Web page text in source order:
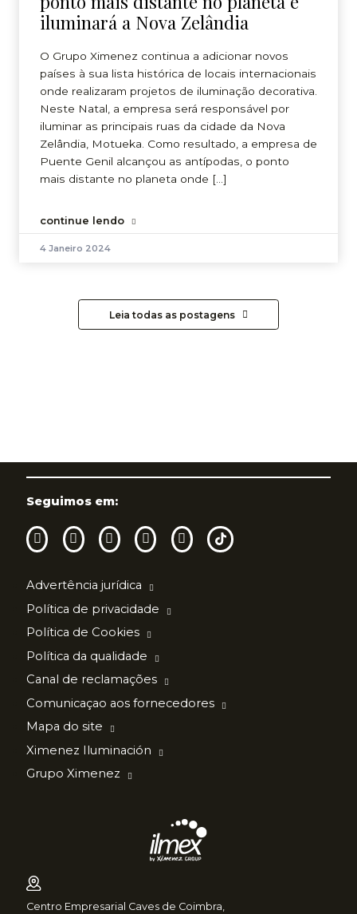
iluminará a Nova Zelândia
O Grupo Ximenez continua a adicionar novos
países à sua lista histórica de locais internacionais
onde realizaram projetos de iluminação decorativa.
Neste Natal, a empresa será responsável por
iluminar as principais ruas da cidade da Nova
Zelândia, Motueka. Como resultado, a empresa de
Puente Genil alcançou as antípodas, o ponto
mais distante no planeta onde […]
continue lendo
4 Janeiro 2024
Leia todas as postagens
Advertência jurídica
Política de privacidade
Política de Cookies
Política da qualidade
Canal de reclamações
Comunicaçao aos fornecedores
Mapa do site
Ximenez Iluminación
Grupo Ximenez
Seguimos em:
Centro Empresarial Caves de Coimbra,